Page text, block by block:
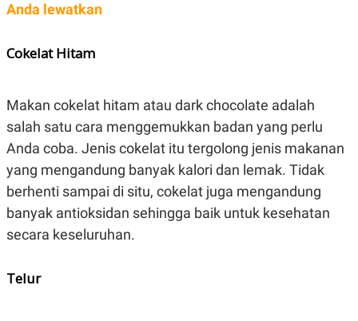
Anda lewatkan
Cokelat Hitam
Makan cokelat hitam atau dark chocolate adalah
salah satu cara menggemukkan badan yang perlu
Anda coba. Jenis cokelat itu tergolong jenis makanan
yang mengandung banyak kalori dan lemak. Tidak
berhenti sampai di situ, cokelat juga mengandung
banyak antioksidan sehingga baik untuk kesehatan
secara keseluruhan.
Telur